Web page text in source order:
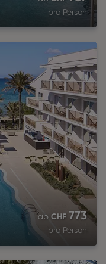
pro Person
ab CHF 773
pro Person